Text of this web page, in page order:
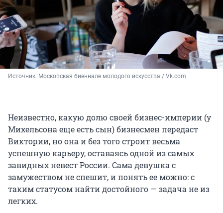
Источник: Московская биеннале молодого искусства / Vk.com
Неизвестно, какую долю своей бизнес-империи (у
Михельсона еще есть сын) бизнесмен передаст
Виктории, но она и без того строит весьма
успешную карьеру, оставаясь одной из самых
завидных невест России. Сама девушка с
замужеством не спешит, и понять ее можно: с
таким статусом найти достойного — задача не из
легких.